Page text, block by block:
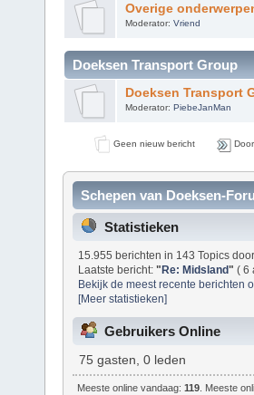
Overige
Moderator: Vriend
Doeksen Transport Group
Doeksen Transport
Moderator: PiebeJanMan
Geen nieuw bericht
Schepen van Doeksen-
Statistieken
15.955 berichten in 143 Topics
Laatste bericht:"Re: Midsland" ( 6
Bekijk de meest recente berichten
[Meer statistieken]
Gebruikers Online
75 gasten, 0 leden
Meeste online vandaag:119 . Meeste